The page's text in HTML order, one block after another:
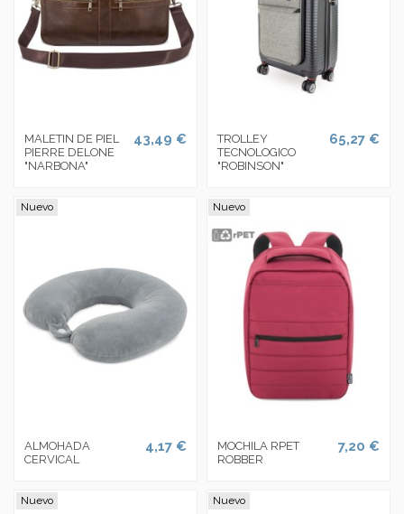
MALETIN DE PIEL
PIERRE DELONE
"NARBONA"
43,49 €
TROLLEY
TECNOLOGICO
"ROBINSON"
65,27 €
Nuevo
ALMOHADA
CERVICAL
4,17 €
Nuevo
MOCHILA RPET
ROBBER
7,20 €
Nuevo Nuevo